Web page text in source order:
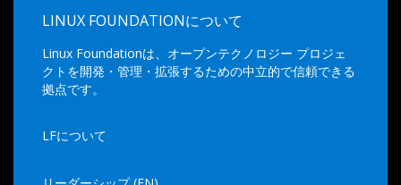
LINUX FOUNDATIONについて
Linux Foundationは、オープンテクノロジー プロジェ
クトを開発・管理・拡張するための中立的で信頼できる
拠点です。
LFについて